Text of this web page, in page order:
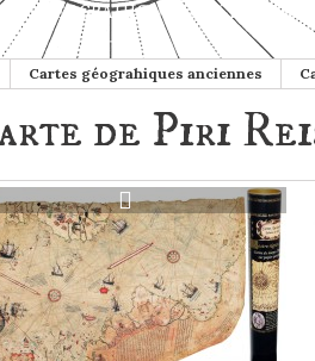
GÉOGRAHIQUES ANCIENNES
Cartes géograhiques anciennes
de Piri